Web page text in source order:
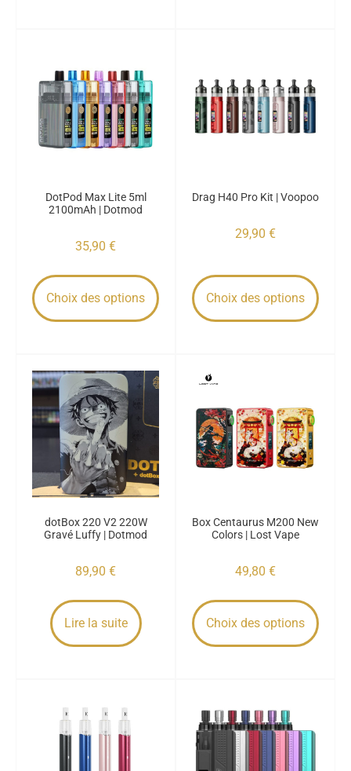
DotPod Max Lite 5ml
2100mAh | Dotmod
35,90 €
Choix des options
Drag H40 Pro Kit | Voopoo
29,90 €
Choix des options
dotBox 220 V2 220W
Gravé Luffy | Dotmod
89,90 €
Lire la suite
Box Centaurus M200 New
Colors | Lost Vape
49,80 €
Choix des options